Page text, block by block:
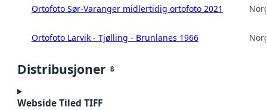
Ortofoto Sør-Varanger midlertidig ortofoto 2021
Ortofoto Larvik - Tjølling - Brunlanes 1966
Distribusjoner 8
Webside Tiled TIFF